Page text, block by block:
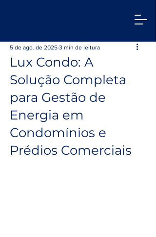
Lux Condo: A
Solução Completa
para Gestão de
Energia em
Condomínios e
Prédios Comerciais
5 de ago. de 2025 3 min de leitura